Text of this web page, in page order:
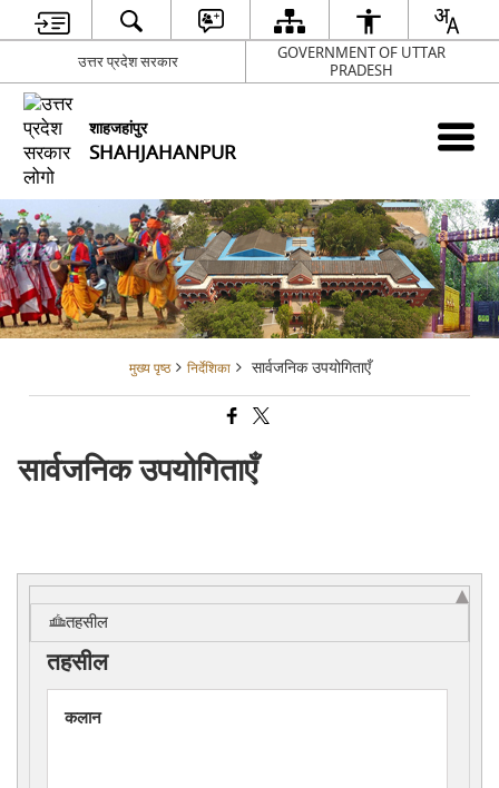
उत्तर प्रदेश सरकार
GOVERNMENT OF UTTAR
PRADESH
शाहजहांपुर
SHAHJAHANPUR
मुख्य पृष्ठ निर्देशिका सार्वजनिक उपयोगिताएँ
सार्वजनिक उपयोगिताएँ
तहसील
तहसील
कलान